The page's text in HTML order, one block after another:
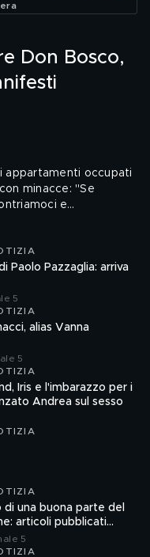
Don Bosco,
appartamenti occupati
minacce: "Se
e
Paolo Pazzaglia: arriva
5
alias Vanna
5
Iris e l'imbarazzo per i
Andrea sul sesso
di una buona parte del
articoli pubblicati
fonti
5